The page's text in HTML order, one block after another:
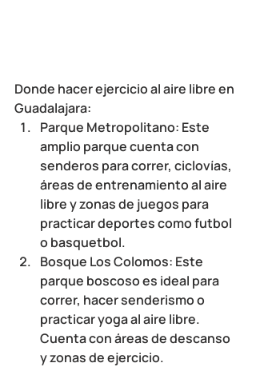
Donde hacer ejercicio al aire libre en
Guadalajara:
Parque Metropolitano: Este
amplio parque cuenta con
senderos para correr, ciclovías,
áreas de entrenamiento al aire
libre y zonas de juegos para
practicar deportes como futbol
o basquetbol.
Bosque Los Colomos: Este
parque boscoso es ideal para
correr, hacer senderismo o
practicar yoga al aire libre.
Cuenta con áreas de descanso
y zonas de ejercicio.